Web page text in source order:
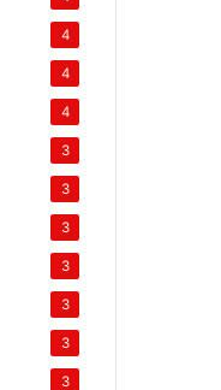
4
4
4
3
3
3
3
3
3
3